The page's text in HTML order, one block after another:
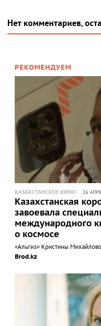
Нет комментариев,
РЕКОМЕНДУЕМ
КАЗАХСТАНСКОЕ КИНО 26
Казахстанская
завоевала
международного
о космосе
«Альгиз» Кристины
Brod.kz